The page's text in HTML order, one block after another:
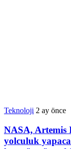
Teknoloji 2 ay önce
NASA, Artemis
yolculuk